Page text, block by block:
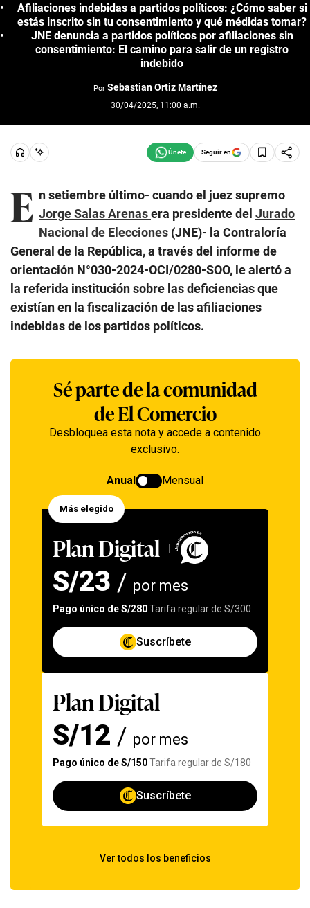
Afiliaciones indebidas a partidos políticos: ¿Cómo saber si
estás inscrito sin tu consentimiento y qué médidas tomar?
JNE denuncia a partidos políticos por afiliaciones sin
consentimiento: El camino para salir de un registro
indebido
Por Sebastian Ortiz Martínez
30/04/2025, 11:00 a.m.
Seguir en
E n setiembre último- cuando el juez supremo
Jorge Salas Arenasera presidente del Jurado
Nacional de Elecciones (JNE)- la Contraloría
General de la República, a través del informe de
orientación N°030-2024-OCI/0280-SOO, le alertó a
la referida institución sobre las deficiencias que
existían en la fiscalización de las afiliaciones
indebidas de los partidos políticos.